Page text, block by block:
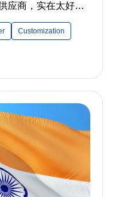
应商，实在太好
Customization